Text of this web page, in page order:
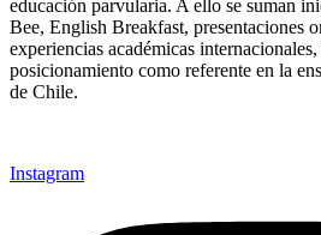
educación parvularia. A ello se suman
Bee, English Breakfast, presentaciones
experiencias académicas
posicionamiento como referente en la
de Chile.
Instagram